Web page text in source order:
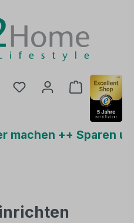
Du hast 0 Produkte
++ Sparen